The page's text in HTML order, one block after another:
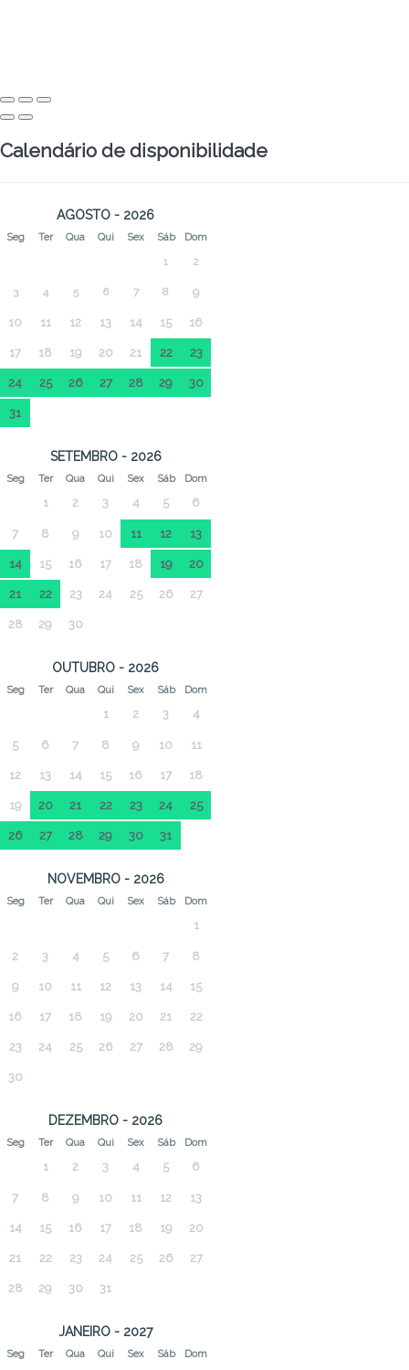
Calendário de disponibilidade
AGOSTO - 2026
Seg Ter Qua Qui Sex Sáb Dom
1 2
3 4 5 6 7 8 9
10 11 12 13 14 15 16
17 18 19 20 21 22 23
24 25 26 27 28 29 30
31
SETEMBRO - 2026
Seg Ter Qua Qui Sex Sáb Dom
1 2 3 4 5 6
7 8 9 10 11 12 13
14 15 16 17 18 19 20
21 22 23 24 25 26 27
28 29 30
OUTUBRO - 2026
Seg Ter Qua Qui Sex Sáb Dom
1 2 3 4
5 6 7 8 9 10 11
12 13 14 15 16 17 18
19 20 21 22 23 24 25
26 27 28 29 30 31
NOVEMBRO - 2026
Seg Ter Qua Qui Sex Sáb Dom
1
2 3 4 5 6 7 8
9 10 11 12 13 14 15
16 17 18 19 20 21 22
23 24 25 26 27 28 29
30
DEZEMBRO - 2026
Seg Ter Qua Qui Sex Sáb Dom
1 2 3 4 5 6
7 8 9 10 11 12 13
14 15 16 17 18 19 20
21 22 23 24 25 26 27
28 29 30 31
JANEIRO - 2027
Seg Ter Qua Qui Sex Sáb Dom